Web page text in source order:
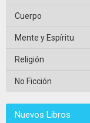
Cuerpo
Mente y Espíritu
Religión
No Ficción
Nuevos Libros